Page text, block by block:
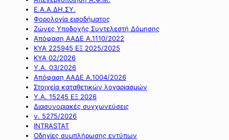
Ε.Α.Α.ΔΗ.ΣΥ.
Φορολογία εισοδήματος
Ζώνες Υποδοχής Συντελεστή Δόμησης
Απόφαση ΑΑΔΕ Α.1110/2022
ΚΥΑ 225945 ΕΞ 2025/2025
ΚΥΑ 02/2026
Υ.Α. 03/2026
Απόφαση ΑΑΔΕ Α.1004/2026
Στοιχεία καταθετικών λογαριασμών
Υ.Α. 15245 ΕΞ 2026
Διασυνοριακές συγχωνεύσεις
ν. 5275/2026
INTRASTAT
Οδηγίες συμπλήρωσης εντύπων